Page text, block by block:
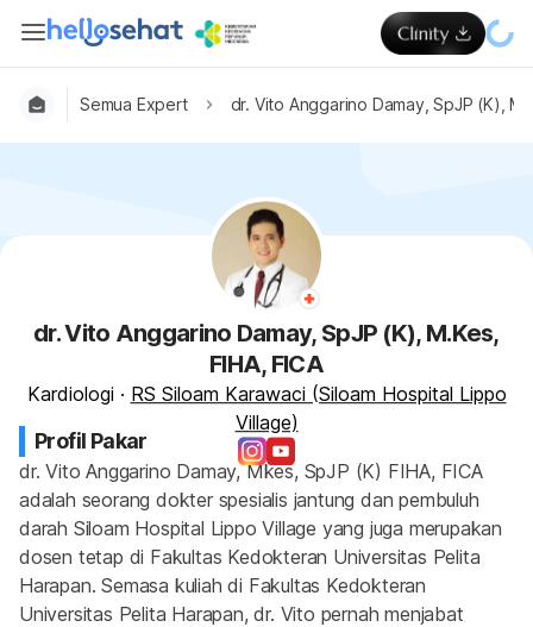
Semua Expert dr. Vito Anggarino Damay, SpJP (K),
dr. Vito Anggarino Damay, SpJP (K), M.Kes,
FIHA, FICA
Kardiologi · RS Siloam Karawaci (Siloam Hospital Lippo
Village)
Profil Pakar
dr. Vito Anggarino Damay, Mkes, SpJP (K) FIHA, FICA
adalah seorang dokter spesialis jantung dan pembuluh
darah Siloam Hospital Lippo Village yang juga merupakan
dosen tetap di Fakultas Kedokteran Universitas Pelita
Harapan. Semasa kuliah di Fakultas Kedokteran
Universitas Pelita Harapan, dr. Vito pernah menjabat